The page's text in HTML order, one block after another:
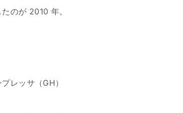
のが 2010 年。
レッサ（GH）